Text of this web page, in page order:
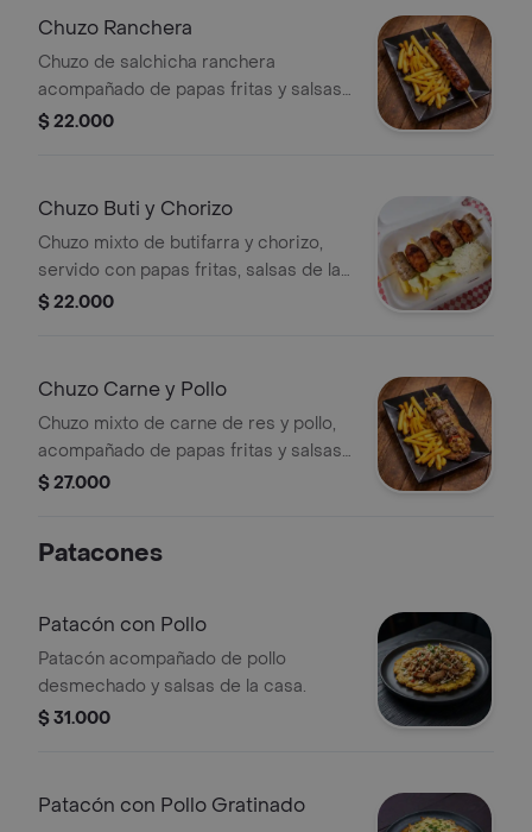
Chuzo Ranchera
Chuzo de salchicha ranchera
acompañado de papas fritas y salsas
de la casa.
$ 22.000
Chuzo Buti y Chorizo
Chuzo mixto de butifarra y chorizo,
servido con papas fritas, salsas de la
casa y queso rallado.
$ 22.000
Chuzo Carne y Pollo
Chuzo mixto de carne de res y pollo,
acompañado de papas fritas y salsas
de la casa.
$ 27.000
Patacones
Patacón con Pollo
Patacón acompañado de pollo
desmechado y salsas de la casa.
$ 31.000
Patacón con Pollo Gratinado